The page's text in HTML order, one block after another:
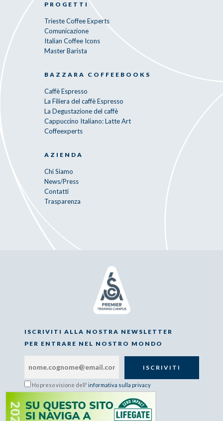
PROGETTI
Trieste Coffee Experts
Comunicazione
Italian Coffee Icons
Master Barista
BAZZARA COFFEEBOOKS
Caffè Espresso
La Filiera del caffè Espresso
La Degustazione del caffè
Cappuccino Italiano: Latte Art
Coffeexperts
AZIENDA
Chi Siamo
News/Press
Contatti
Trasparenza
ISCRIVITI ALLA NOSTRA NEWSLETTER
PER ENTRARE NEL NOSTRO MONDO
Ho preso visione dell' informativa sulla privacy